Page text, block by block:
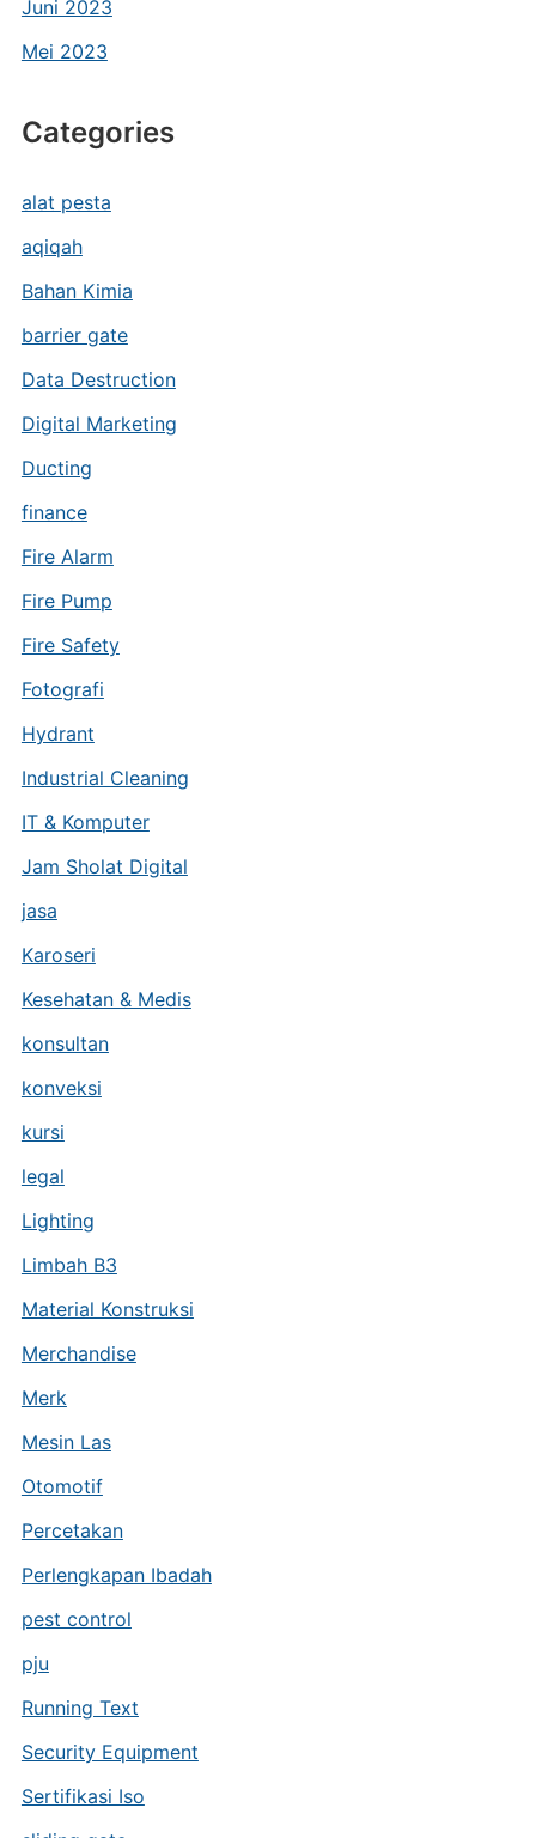
Juni 2023
Mei 2023
Categories
alat pesta
aqiqah
Bahan Kimia
barrier gate
Data Destruction
Digital Marketing
Ducting
finance
Fire Alarm
Fire Pump
Fire Safety
Fotografi
Hydrant
Industrial Cleaning
IT & Komputer
Jam Sholat Digital
jasa
Karoseri
Kesehatan & Medis
konsultan
konveksi
kursi
legal
Lighting
Limbah B3
Material Konstruksi
Merchandise
Merk
Mesin Las
Otomotif
Percetakan
Perlengkapan Ibadah
pest control
pju
Running Text
Security Equipment
Sertifikasi Iso